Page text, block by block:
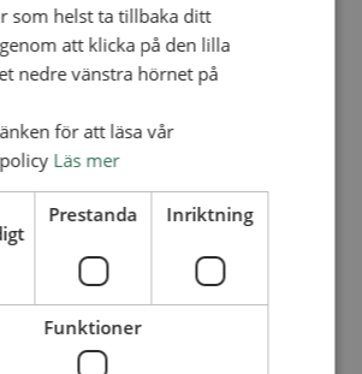
2.0
för pastorer 2026
tjänster
som helst ta tillbaka ditt
att klicka på den lilla
nedre vänstra hörnet på
för att läsa vår
Läs mer
Prestanda Inriktning
Funktioner